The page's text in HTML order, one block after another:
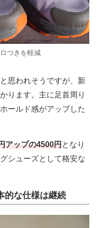
つきを軽減
思われそうですが、新
ります。主に足首周り
ールド感がアップした
アップの4500円となり
シューズとして格安な
的な仕様は継続